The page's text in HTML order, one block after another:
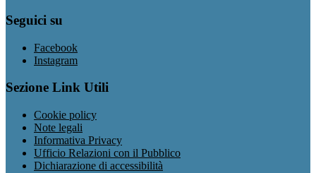
Seguici su
Facebook
Instagram
Sezione Link Utili
Cookie policy
Note legali
Informativa Privacy
Ufficio Relazioni con il Pubblico
Dichiarazione di accessibilità